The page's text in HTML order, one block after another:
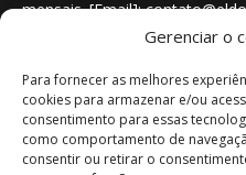
Gerenciar o
Para fornecer as melhores
cookies para armazenar e/ou
consentimento para essas
como comportamento de
consentir ou retirar o
mensais. [Email]: